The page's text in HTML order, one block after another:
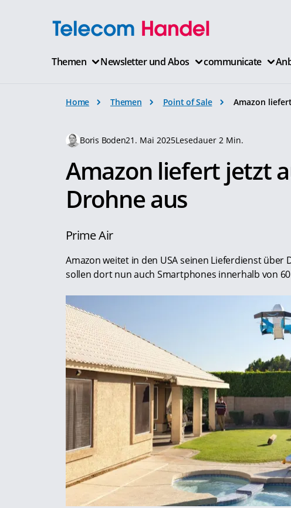
Themen Newsletter und Abos communicate
Home Themen Point of Sale Amazon
Boris Boden21. Mai 2025Lesedauer 2 Min.
Amazon liefert jetzt
Drohne aus
Prime Air
Amazon weitet in den USA seinen Lieferdienst
sollen dort nun auch Smartphones innerhalb von